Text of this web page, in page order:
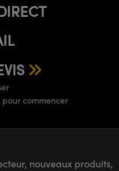
commencer
nouveaux produits,